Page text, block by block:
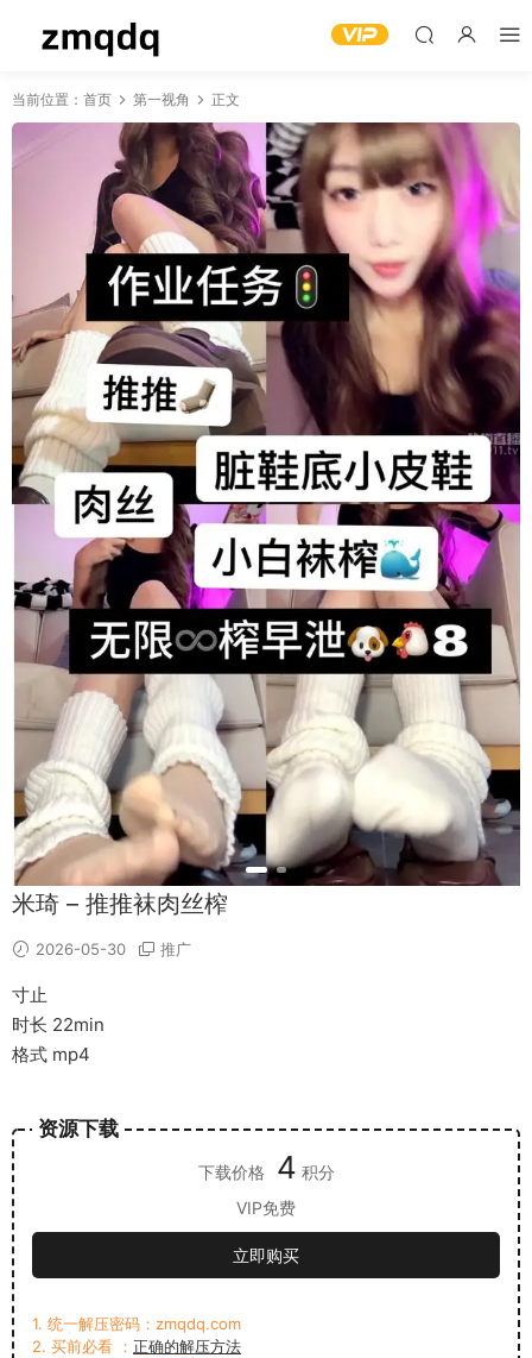
当前位置： 首页 第一视角 正文
米琦 – 推推袜肉丝榨
2026-05-30 推广
寸止
时长 22min
格式 mp4
资源下载
下载价格 4 积分
VIP免费
立即购买
1. 统一解压密码：zmqdq.com
2. 买前必看 ： 正确的解压方法